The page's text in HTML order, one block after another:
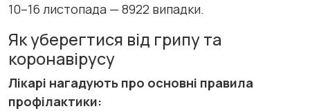
10–16 листопада — 8922 випадки.
Як уберегтися від грипу та
коронавірусу
Лікарі нагадують про основні правила
профілактики: